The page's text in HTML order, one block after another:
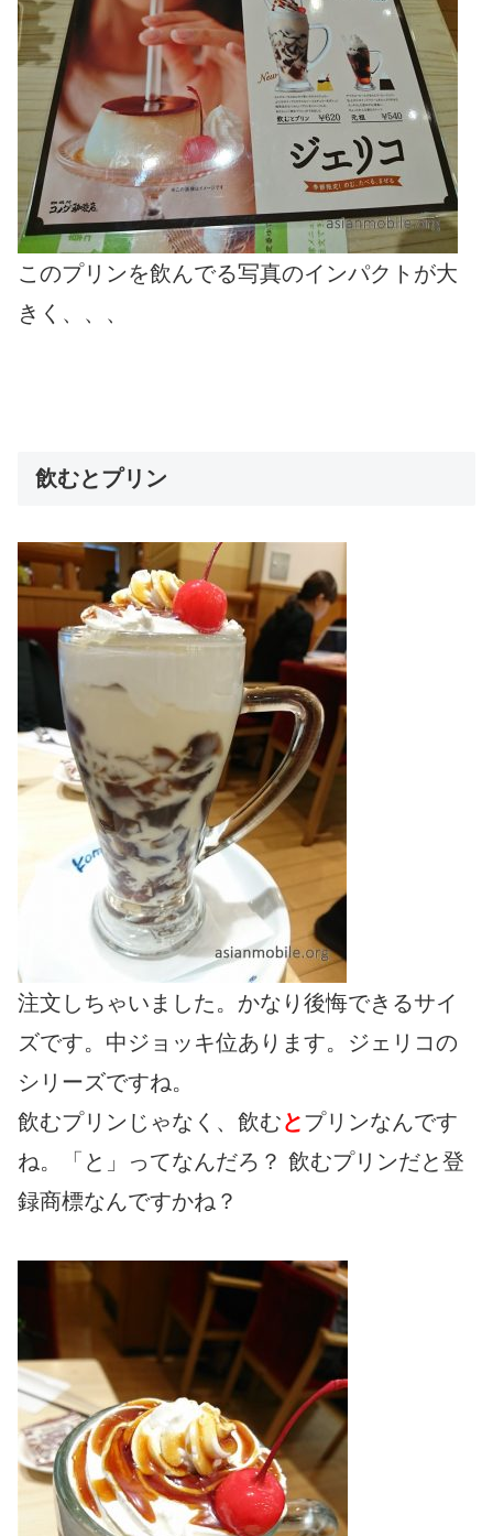
このプリンを飲んでる写真のインパクトが大
きく、、、
飲むとプリン
注文しちゃいました。かなり後悔できるサイ
ズです。中ジョッキ位あります。ジェリコの
シリーズですね。
飲むプリンじゃなく、飲むとプリンなんです
ね。「と」ってなんだろ？ 飲むプリンだと登
録商標なんですかね？